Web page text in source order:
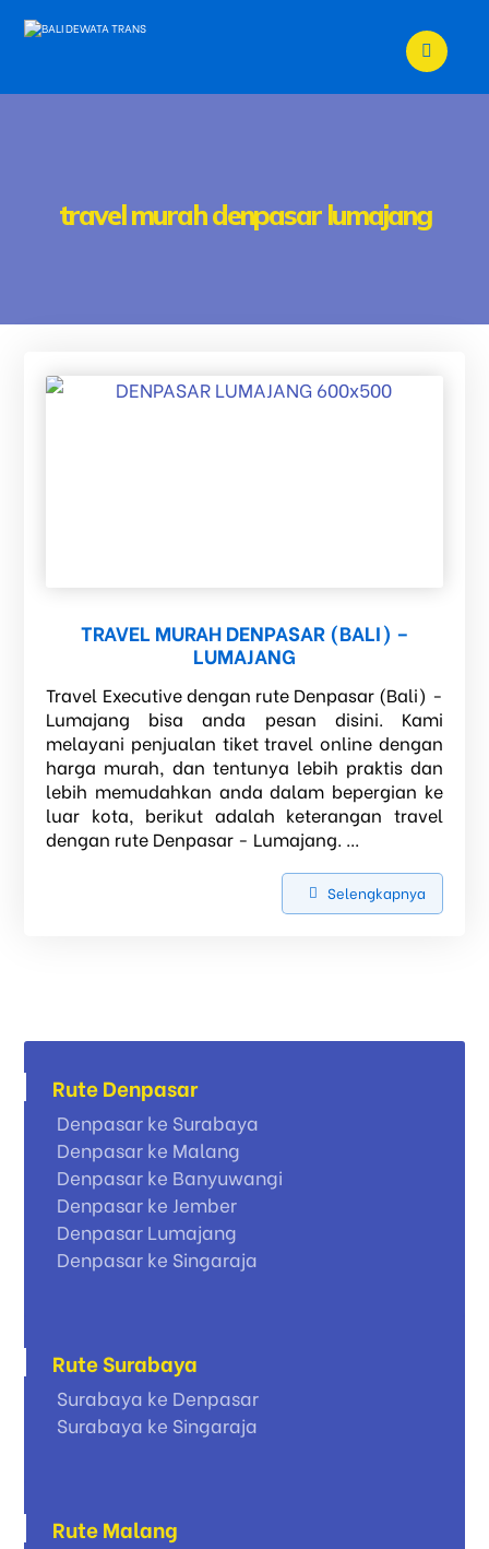
travel murah denpasar lumajang
TRAVEL MURAH DENPASAR (BALI) –
LUMAJANG
Travel Executive dengan rute Denpasar (Bali) -
Lumajang bisa anda pesan disini. Kami
melayani penjualan tiket travel online dengan
harga murah, dan tentunya lebih praktis dan
lebih memudahkan anda dalam bepergian ke
luar kota, berikut adalah keterangan travel
dengan rute Denpasar - Lumajang. ...
Selengkapnya
Rute Denpasar
Denpasar ke Surabaya
Denpasar ke Malang
Denpasar ke Banyuwangi
Denpasar ke Jember
Denpasar Lumajang
Denpasar ke Singaraja
Rute Surabaya
Surabaya ke Denpasar
Surabaya ke Singaraja
Rute Malang